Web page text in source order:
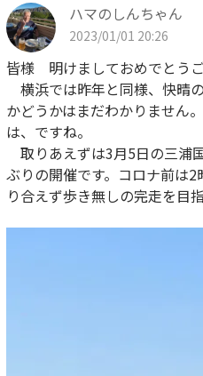
ハマのしんちゃん
2023/01/01 20:26
皆様 明けましておめでとうご
横浜では昨年と同様、快晴
かどうかはまだわかりません
は、ですね。
取りあえずは3月5日の三浦
ぶりの開催です。コロナ前は
り合えず歩き無しの完走を目